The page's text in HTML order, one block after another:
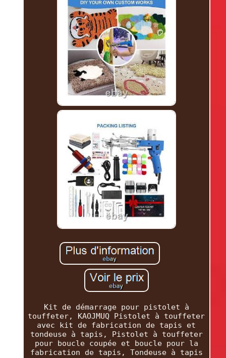
Kit de démarrage pour pistolet à
touffeter, KAOJMUQ Pistolet à touffeter
avec kit de fabrication de tapis et
tondeuse à tapis, Pistolet à touffeter
pour boucle coupée et boucle pour la
fabrication de tapis, Tondeuse à tapis